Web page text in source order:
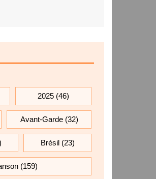
2025 (46)
Avant-Garde(32)
Brésil(23)
(159)